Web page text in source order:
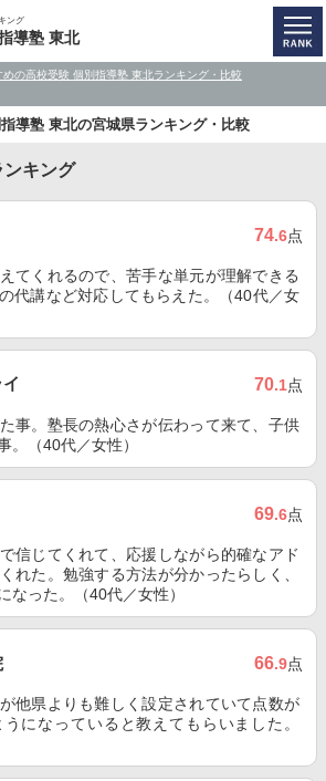
ング
導塾 東北
めの高校受験 個別指導塾 東北ランキング・比較
指導塾 東北の宮城県ランキング・比較
ンキング
74.6点
てくれるので、苦手な単元が理解できる
代講など対応してもらえた。（40代／女
70.1点
事。塾長の熱心さが伝わって来て、子供
。（40代／女性）
69.6点
信じてくれて、応援しながら的確なアド
れた。勉強する方法が分かったらしく、
なった。（40代／女性）
66.9点
他県よりも難しく設定されていて点数が
になっていると教えてもらいました。